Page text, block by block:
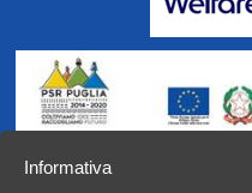
Operazione Cofinanziata
Informativa